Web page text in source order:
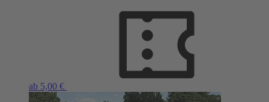
ab 5,00 €